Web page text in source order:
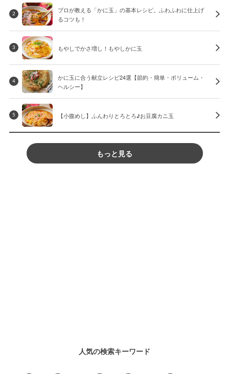
2
プロが教える「かに玉」の基本レシピ。ふわふわに仕上げ
るコツも！
3 もやしでかさ増し！もやしかに玉
4
かに玉に合う献立レシピ24選【節約・簡単・ボリューム・
ヘルシー】
5 【小腹めし】ふんわりとろとろ♪お豆腐カニ玉
もっと見る
人気の検索キーワード